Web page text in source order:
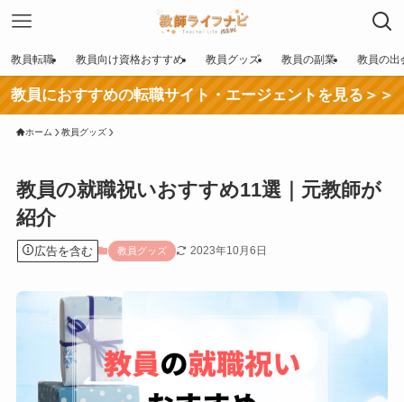
教員転職 教員向け資格おすすめ 教員グッズ 教員の副業 教員の出
教員におすすめの転職サイト・エージェントを見る＞＞
ホーム 教員グッズ
教員の就職祝いおすすめ11選｜元教師が
紹介
広告を含む 教員グッズ 2023年10月6日